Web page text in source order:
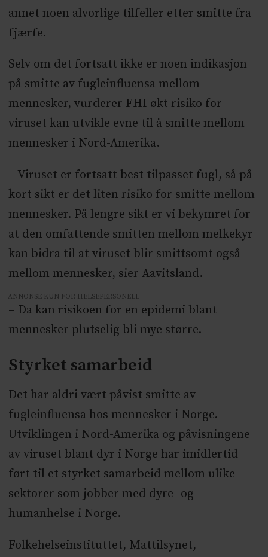
annet noen alvorlige tilfeller etter smitte fra
fjærfe.
Selv om det fortsatt ikke er noen indikasjon
på smitte av fugleinfluensa mellom
mennesker, vurderer FHI økt risiko for
viruset kan utvikle evne til å smitte mellom
mennesker i Nord-Amerika.
– Viruset er fortsatt best tilpasset fugl, så på
kort sikt er det liten risiko for smitte mellom
mennesker. På lengre sikt er vi bekymret for
at den omfattende smitten mellom melkekyr
kan bidra til at viruset blir smittsomt også
mellom mennesker, sier Aavitsland.
ANNONSE KUN FOR HELSEPERSONELL
– Da kan risikoen for en epidemi blant
mennesker plutselig bli mye større.
Styrket samarbeid
Det har aldri vært påvist smitte av
fugleinfluensa hos mennesker i Norge.
Utviklingen i Nord-Amerika og påvisningene
av viruset blant dyr i Norge har imidlertid
ført til et styrket samarbeid mellom ulike
sektorer som jobber med dyre- og
humanhelse i Norge.
Folkehelseinstituttet, Mattilsynet,